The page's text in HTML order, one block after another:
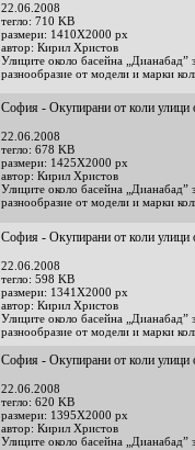
22.06.2008
тегло: 710 KB
размери: 1410X2000 px
автор: Кирил Христов
Улиците около басейна „Дианабад”
разнообразие от модели и марки
София - Окупирани от коли улици
22.06.2008
тегло: 678 KB
размери: 1425X2000 px
автор: Кирил Христов
Улиците около басейна „Дианабад”
разнообразие от модели и марки
София - Окупирани от коли улици
22.06.2008
тегло: 598 KB
размери: 1341X2000 px
автор: Кирил Христов
Улиците около басейна „Дианабад”
разнообразие от модели и марки
София - Окупирани от коли улици
22.06.2008
тегло: 620 KB
размери: 1395X2000 px
автор: Кирил Христов
Улиците около басейна „Дианабад”